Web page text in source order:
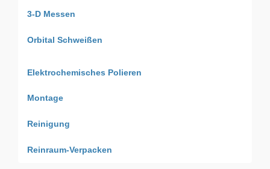
3-D Messen
Orbital Schweißen
Elektrochemisches Polieren
Montage
Reinigung
Reinraum-Verpacken